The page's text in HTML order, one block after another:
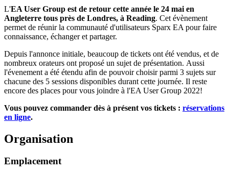
L'EA User Group est de retour cette année le 24 mai en
Angleterre tous près de Londres, à Reading. Cet évènement
permet de réunir la communauté d'utilisateurs Sparx EA pour faire
connaissance, échanger et partager.
Depuis l'annonce initiale, beaucoup de tickets ont été vendus, et de
nombreux orateurs ont proposé un sujet de présentation. Aussi
l'évenement a été étendu afin de pouvoir choisir parmi 3 sujets sur
chacune des 5 sessions disponibles durant cette journée. Il reste
encore des places pour vous joindre à l'EA User Group 2022!
Vous pouvez commander dès à présent vos tickets : réservations
en ligne.
Organisation
Emplacement